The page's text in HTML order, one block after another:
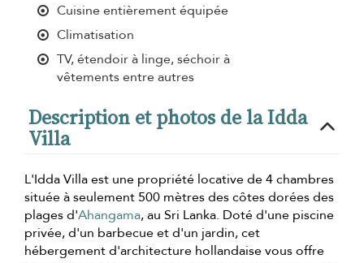
Cuisine entièrement équipée
Climatisation
TV, étendoir à linge, séchoir à
vêtements entre autres
Description et photos de la Idda
Villa
L'Idda Villa est une propriété locative de 4 chambres
située à seulement 500 mètres des côtes dorées des
plages d'Ahangama, au Sri Lanka. Doté d'une piscine
privée, d'un barbecue et d'un jardin, cet
hébergement d'architecture hollandaise vous offre